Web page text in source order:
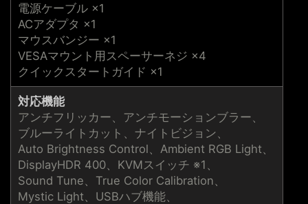
電源ケーブル ×1
ACアダプタ ×1
マウスバンジー ×1
VESAマウント用スペーサーネジ ×4
クイックスタートガイド ×1
対応機能
アンチフリッカー、アンチモーションブラー、
ブルーライトカット、ナイトビジョン、
Auto Brightness Control、Ambient RGB Light、
DisplayHDR 400、KVMスイッチ ※1、
Sound Tune、True Color Calibration、
Mystic Light、USBハブ機能、